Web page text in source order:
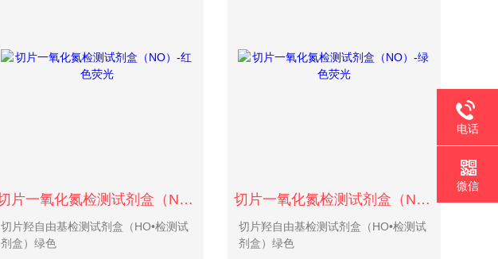
切片一氧化氮检测试剂盒（NO）-红色荧光
切片羟自由基检测试剂盒（HO•检测试
剂盒）绿色
切片一氧化氮检测试剂盒（NO）-绿色荧光
切片羟自由基检测试剂盒（HO•检测试
剂盒）绿色
电话
微信